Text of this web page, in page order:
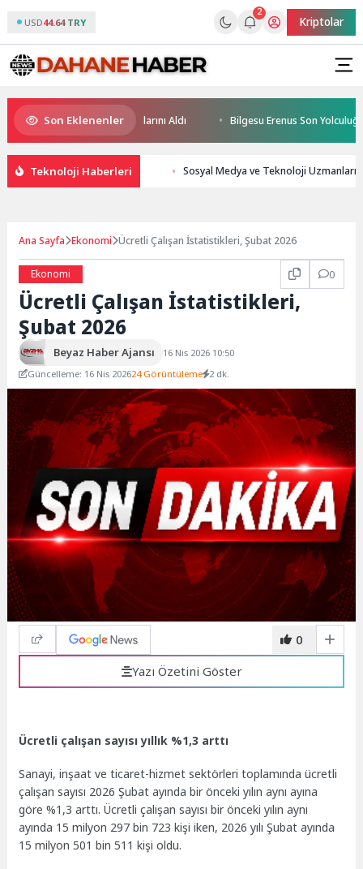
USD44.64 TRY
2
Kriptolar
Son Eklenenler
Yüzücüleri Sertifikalarını Aldı Bilgesu Erenus Son Yolculuğuna
Teknoloji Haberleri Sosyal Medya ve Teknoloji Uzmanları
Ana Sayfa Ekonomi Ücretli Çalışan İstatistikleri, Şubat 2026
Ekonomi 0
Ücretli Çalışan İstatistikleri,
Şubat 2026
Beyaz Haber Ajansı
16 Nis 2026 10:50
Güncelleme: 16 Nis 202624 Görüntüleme 2 dk.
0
Yazı Özetini Göster
Ücretli çalışan sayısı yıllık %1,3 arttı
Sanayi, inşaat ve ticaret-hizmet sektörleri toplamında ücretli
çalışan sayısı 2026 Şubat ayında bir önceki yılın aynı ayına
göre %1,3 arttı. Ücretli çalışan sayısı bir önceki yılın aynı
ayında 15 milyon 297 bin 723 kişi iken, 2026 yılı Şubat ayında
15 milyon 501 bin 511 kişi oldu.